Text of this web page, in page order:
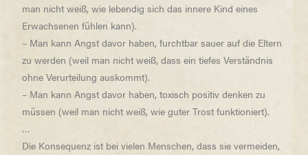
man nicht weiß, wie lebendig sich das innere Kind eines
Erwachsenen fühlen kann).
– Man kann Angst davor haben, furchtbar sauer auf die Eltern
zu werden (weil man nicht weiß, dass ein tiefes Verständnis
ohne Verurteilung auskommt).
– Man kann Angst davor haben, toxisch positiv denken zu
müssen (weil man nicht weiß, wie guter Trost funktioniert).
…
Die Konsequenz ist bei vielen Menschen, dass sie vermeiden,